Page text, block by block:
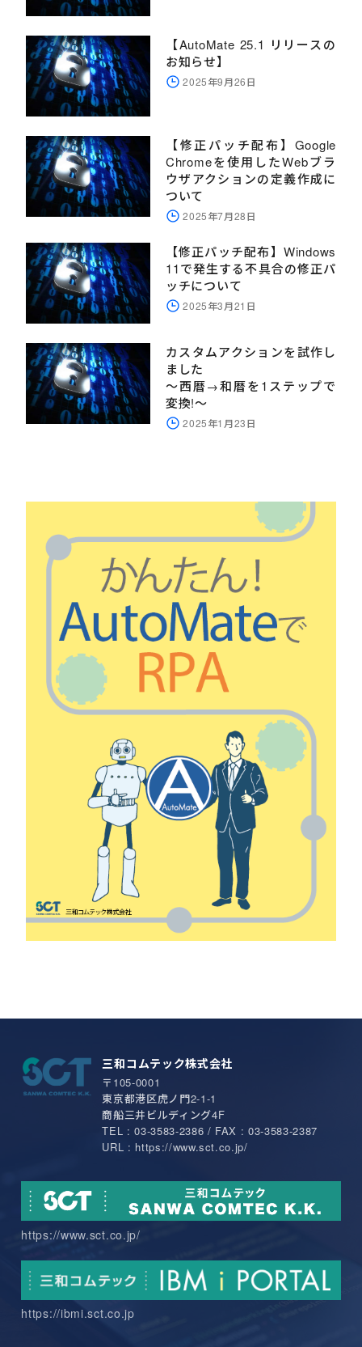
【AutoMate 25.1 リリースの
お知らせ】
2025年9月26日
【修正パッチ配布】Google
Chromeを使用したWebブラ
ウザアクションの定義作成に
ついて
2025年7月28日
【修正パッチ配布】Windows
11で発生する不具合の修正パ
ッチについて
2025年3月21日
カスタムアクションを試作し
ました
～西暦→和暦を1ステップで
変換!～
2025年1月23日
三和コムテック株式会社
〒105-0001
東京都港区虎ノ門2-1-1
商船三井ビルディング4F
TEL : 03-3583-2386 / FAX : 03-3583-2387
URL : https://www.sct.co.jp/
https://www.sct.co.jp/
https://ibmi.sct.co.jp